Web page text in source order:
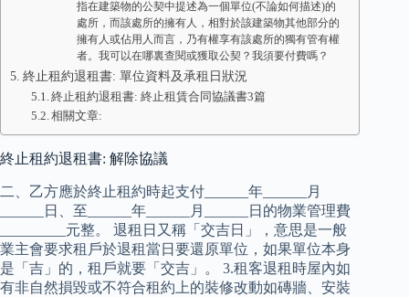
指在建築物的公契中提述為一個單位(不論如何描述)的
處所，而該處所的擁有人，相對於該建築物其他部分的
擁有人或佔用人而言，乃有權享有該處所的獨有管有權
者。我可以在哪裏查閱或獲取公契？我須要付費嗎？
終止租約退租書: 單位資料及承租日狀況
終止租約退租書: 終止租賃合同協議書3篇
相關文章:
終止租約退租書: 解除協議
二、乙方應於終止租約時起支付______年______月
______日、至______年______月______日的物業管理費
_________元整。 退租日又稱「交吉日」，意思是一般
業主會要求租戶於退租當日要還原單位，如果單位本身
是「吉」的，租戶就要「交吉」。 3.租客退租時屋內如
有非自然損毀或不符合租約上的裝修改動如磚牆、安裝